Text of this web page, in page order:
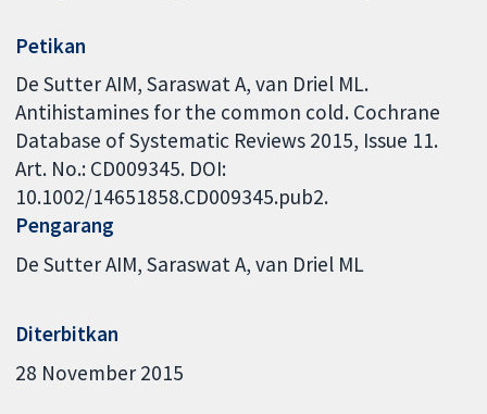
Petikan
De Sutter AIM, Saraswat A, van Driel ML.
Antihistamines for the common cold. Cochrane
Database of Systematic Reviews 2015, Issue 11.
Art. No.: CD009345. DOI:
10.1002/14651858.CD009345.pub2.
Pengarang
De Sutter AIM Saraswat A van Driel ML
Diterbitkan
28 November 2015